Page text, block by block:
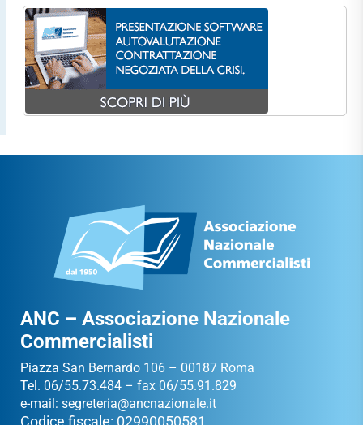
ANC – Associazione Nazionale
Commercialisti
Piazza San Bernardo 106 – 00187 Roma
Tel. 06/55.73.484 – fax 06/55.91.829
e-mail: segreteria@ancnazionale.it
Codice fiscale: 02990050581